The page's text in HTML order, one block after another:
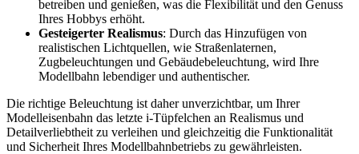
betreiben und genießen, was die Flexibilität und den Genuss
Ihres Hobbys erhöht.
Gesteigerter Realismus: Durch das Hinzufügen von
realistischen Lichtquellen, wie Straßenlaternen,
Zugbeleuchtungen und Gebäudebeleuchtung, wird Ihre
Modellbahn lebendiger und authentischer.
Die richtige Beleuchtung ist daher unverzichtbar, um Ihrer
Modelleisenbahn das letzte i-Tüpfelchen an Realismus und
Detailverliebtheit zu verleihen und gleichzeitig die Funktionalität
und Sicherheit Ihres Modellbahnbetriebs zu gewährleisten.